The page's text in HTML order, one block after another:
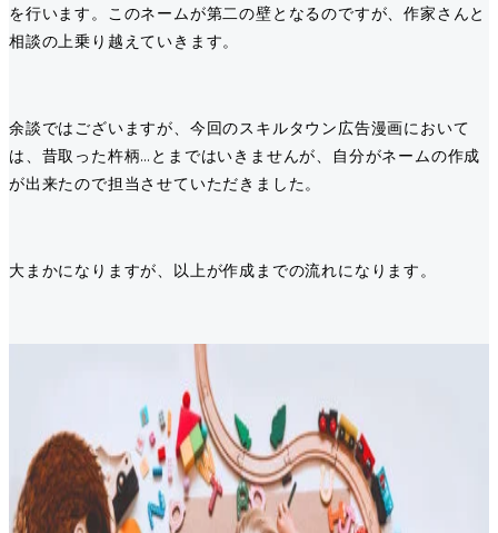
を行います。このネームが第二の壁となるのですが、作家さんと
相談の上乗り越えていきます。
余談ではございますが、今回のスキルタウン広告漫画において
は、昔取った杵柄…とまではいきませんが、自分がネームの作成
が出来たので担当させていただきました。
大まかになりますが、以上が作成までの流れになります。